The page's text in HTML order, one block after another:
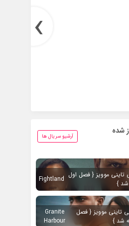
›
شده
آرشیو سریال ها
1080 اختصاصی تاینی موویز { فصل اول Fightland
1080 اختصاصی تاینی موویز { فصل
Granite
Harbour